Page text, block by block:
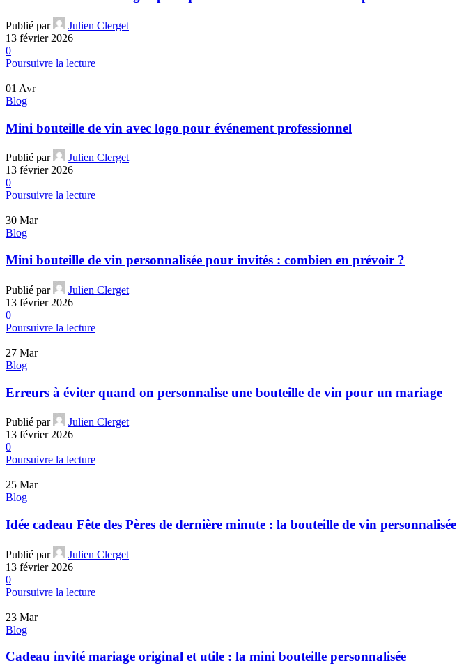
Publié par
Julien Clerget
13 février 2026
0
Poursuivre la lecture
01 Avr
Blog
Mini bouteille de vin avec logo pour événement professionnel
Publié par
Julien Clerget
13 février 2026
0
Poursuivre la lecture
30 Mar
Blog
Mini bouteille de vin personnalisée pour invités : combien en prévoir ?
Publié par
Julien Clerget
13 février 2026
0
Poursuivre la lecture
27 Mar
Blog
Erreurs à éviter quand on personnalise une bouteille de vin pour un mariage
Publié par
Julien Clerget
13 février 2026
0
Poursuivre la lecture
25 Mar
Blog
Idée cadeau Fête des Pères de dernière minute : la bouteille de vin personnalisée
Publié par
Julien Clerget
13 février 2026
0
Poursuivre la lecture
23 Mar
Blog
Cadeau invité mariage original et utile : la mini bouteille personnalisée